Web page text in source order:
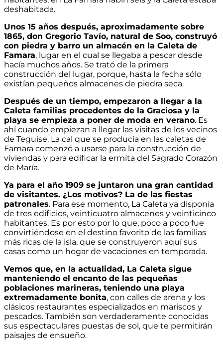
deshabitada.
Unos 15 años después, aproximadamente sobre
1865, don Gregorio Tavío, natural de Soo, construyó
con piedra y barro un almacén en la Caleta de
Famara, lugar en el cual se llegaba a pescar desde
hacía muchos años. Se trató de la primera
construcción del lugar, porque, hasta la fecha sólo
existían pequeños almacenes de piedra seca.
Después de un tiempo, empezaron a llegar a la
Caleta familias procedentes de la Graciosa y la
playa se empieza a poner de moda en verano. Es
ahí cuando empiezan a llegar las visitas de los vecinos
de Teguise. La cal que se producía en las caletas de
Famara comenzó a usarse para la construcción de
viviendas y para edificar la ermita del Sagrado Corazón
de María.
Ya para el año 1909 se juntaron una gran cantidad
de visitantes. ¿Los motivos? La de las fiestas
patronales. Para ese momento, La Caleta ya disponía
de tres edificios, veinticuatro almacenes y veinticinco
habitantes. Es por esto por lo que, poco a poco fue
convirtiéndose en el destino favorito de las familias
más ricas de la isla, que se construyeron aquí sus
casas como un hogar de vacaciones en temporada.
Vemos que, en la actualidad, La Caleta sigue
manteniendo el encanto de las pequeñas
poblaciones marineras, teniendo una playa
extremadamente bonita, con calles de arena y los
clásicos restaurantes especializados en mariscos y
pescados. También son verdaderamente conocidas
sus espectaculares puestas de sol, que te permitirán
paisajes de ensueño.